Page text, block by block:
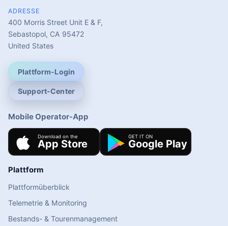
ADRESSE
400 Morris Street Unit E & F,
Sebastopol, CA 95472
United States
Plattform-Login
Support-Center
Mobile Operator-App
Plattform
Plattformüberblick
Telemetrie & Monitoring
Bestands- & Tourenmanagement